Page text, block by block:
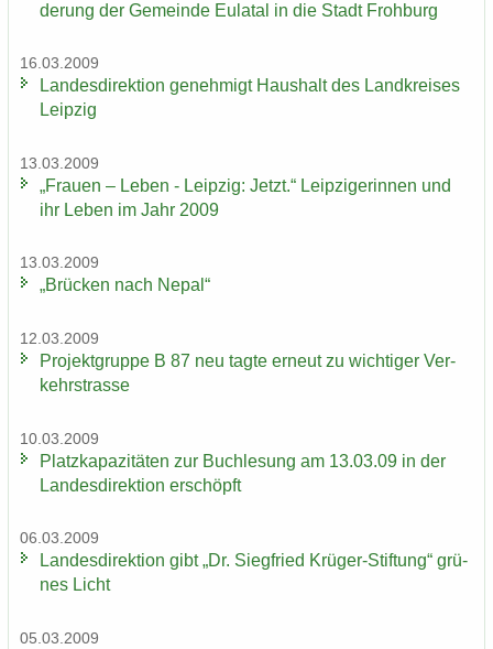
de­rung der Ge­mein­de Eu­la­tal in die Stadt Froh­burg
16.03.2009
Lan­des­di­rek­ti­on ge­neh­migt Haus­halt des Land­krei­ses
Leip­zig
13.03.2009
„Frau­en – Leben - Leip­zig: Jetzt.“ Leip­zi­ge­rin­nen und
ihr Leben im Jahr 2009
13.03.2009
„Brü­cken nach Nepal“
12.03.2009
Pro­jekt­grup­pe B 87 neu tagte er­neut zu wich­ti­ger Ver­
kehrs­tras­se
10.03.2009
Platz­ka­pa­zi­tä­ten zur Buch­le­sung am 13.03.09 in der
Lan­des­di­rek­ti­on er­schöpft
06.03.2009
Lan­des­di­rek­ti­on gibt „Dr. Sieg­fried Krüger-​Stiftung“ grü­
nes Licht
05.03.2009